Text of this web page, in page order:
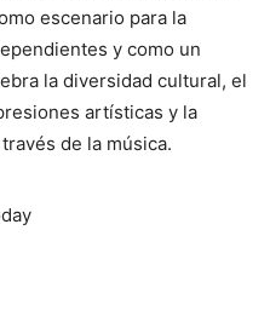
escenario para la
y como un
la diversidad cultural, el
artísticas y la
de la música.